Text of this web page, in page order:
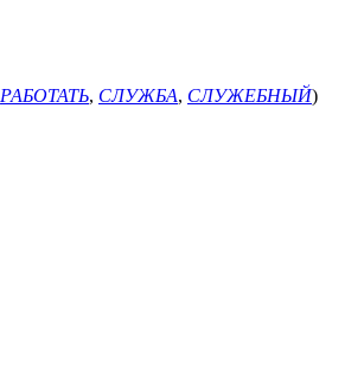
РАБОТАТЬ, СЛУЖБА, СЛУЖЕБНЫЙ)